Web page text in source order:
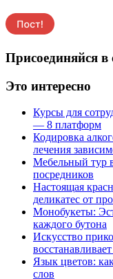
Присоединяйся в
Это интересно
Курсы для
— 8 платформ
Кодировка
лечения
Мебельный тур
посредников
Настоящая
деликатес от
Монобукеты:
каждого бутона
Искусство
Язык цветов:
слов